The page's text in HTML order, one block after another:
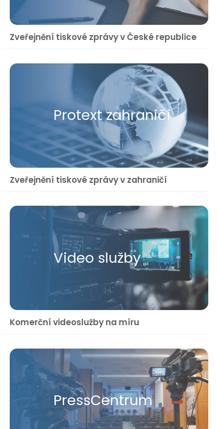
Zveřejnění tiskové zprávy v České republice
Protext zahraničí
Zveřejnění tiskové zprávy v zahraničí
Video služby
Komerční videoslužby na míru
Press​Centrum